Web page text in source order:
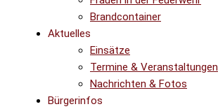
Brandcontainer
Aktuelles
Einsätze
Termine & Veranstaltungen
Nachrichten & Fotos
Bürgerinfos